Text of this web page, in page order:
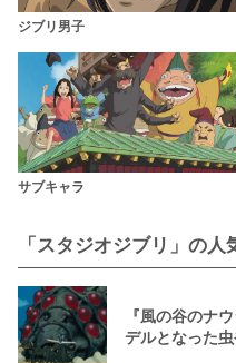
ジブリ男子
サブキャラ
「スタジオジブリ」の
『風の谷のナ
デルとなった